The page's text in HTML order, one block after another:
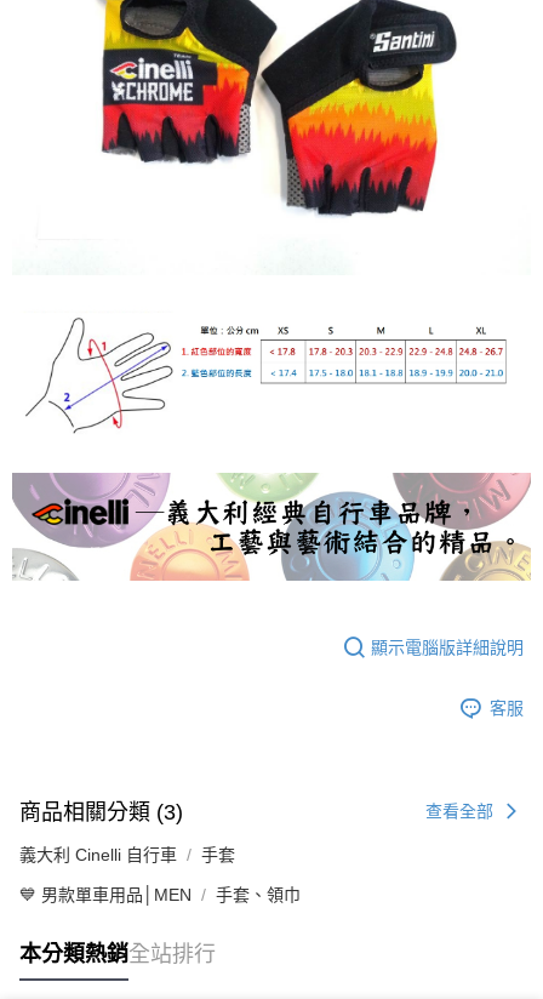
2.透過簡訊連結打開帳單後，可選擇「超商條碼／台灣大直營門市／銀行轉
帳／街口支付／iPASS MONEY」等通路繳費。
【注意事項】
1.本服務係由「台灣大哥大股份有限公司」（以下簡稱本公司）所提供，讓
用戶於交易時，得透過本服務購買商品或服務，並由商店將買賣／分期付款
買賣價金債權讓與本公司後，依約使用本公司帳單繳交帳款。
2.基於同意付款使用「大哥付你分期」之契約關係目的，商店將以您的個人
資料（包含姓名、電話或地址）提供予台灣大哥大進項蒐集、處理及利用，
由本公司與您本人進行分期帳單所需資料之確認、核對及更正。
１．於結帳方式選擇「AFTEE先享後付」後，將跳轉至「AFTEE先享後付」
結帳頁面，進行簡訊認證並確認金額後，即可完成結帳。
２．訂單成立數日內，您將收到繳費通知簡訊。
３．收到繳費通知簡訊後14天內，點擊此簡訊中的連結，可透過四大超商／
ATM／網路銀行／等多元方式進行付款，方視為交易完成。
※ 請注意：結帳手續完成當下不需立刻繳費，但若您需要取消訂單，請聯絡
購買商品的店家。未經商家同意取消之訂單仍視為有效，需透過AFTEE先享
後付繳納相關費用。
※ 交易是否成功請以「AFTEE先享後付 」之結帳頁面顯示為準，若有關於
是否繳費成功／繳費後需取消欲退款等相關疑問，請聯繫「AFTEE先享後付
易，需依本服務之必要範圍內提供個人資料，並將交易相關給付款項請求債
權轉讓予恩沛科技股份有限公司。
２．關於個人資料處理事宜，請瀏覽以下網址：
https://aftee.tw/terms/#terms3
３．未成年的使用者請事先徵得法定代理人或監護人之同意方可使用
「AFTEE先享後付」，若未經同意申辦者引起之損失，本公司不負相關責
時審查核予不同之上限額度；若仍有額度不足之情形，本公司將視審查結果
請求用戶進行身份認證。
５．嚴禁一人註冊多個帳號或使用他人資訊註冊。若發現惡意使用之情形，
恩沛科技股份有限公司將有權停止該用戶之使用額度並採取法律行動。
每筆NT$60，滿NT$998(含以上)免運費
7-11取貨付款
每筆NT$60，滿NT$998(含以上)免運費
每筆NT$60，滿NT$998(含以上)免運費
海外配送（運費貨到付款） 查看運費
顯示電腦版詳細說明
客服
商品相關分類 (3) 查看全部
義大利 Cinelli 自行車 手套
💙 男款單車用品│MEN 手套、領巾
本分類熱銷全站排行